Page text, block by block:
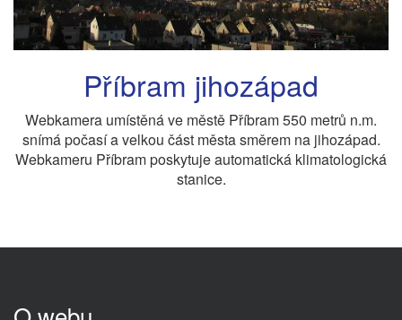
Příbram jihozápad
Webkamera umístěná ve městě Příbram 550 metrů n.m.
snímá počasí a velkou část města směrem na jihozápad.
Webkameru Příbram poskytuje automatická klimatologická
stanice.